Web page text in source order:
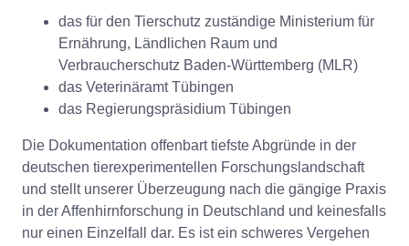
das für den Tierschutz zuständige Ministerium für
Ernährung, Ländlichen Raum und
Verbraucherschutz Baden-Württemberg (MLR)
das Veterinäramt Tübingen
das Regierungspräsidium Tübingen
Die Dokumentation offenbart tiefste Abgründe in der
deutschen tierexperimentellen Forschungslandschaft
und stellt unserer Überzeugung nach die gängige Praxis
in der Affenhirnforschung in Deutschland und keinesfalls
nur einen Einzelfall dar. Es ist ein schweres Vergehen